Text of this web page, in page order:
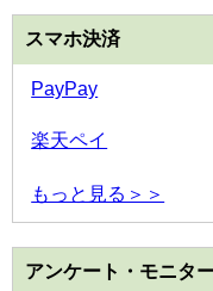
スマホ決済
PayPay
楽天ペイ
もっと見る＞＞
アンケート・モニタ